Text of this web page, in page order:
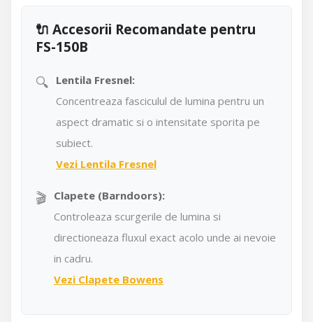
🔌 Accesorii Recomandate pentru
FS-150B
🔍 Lentila Fresnel:
Concentreaza fasciculul de lumina pentru un
aspect dramatic si o intensitate sporita pe
subiect.
Vezi Lentila Fresnel
🎬 Clapete (Barndoors):
Controleaza scurgerile de lumina si
directioneaza fluxul exact acolo unde ai nevoie
in cadru.
Vezi Clapete Bowens